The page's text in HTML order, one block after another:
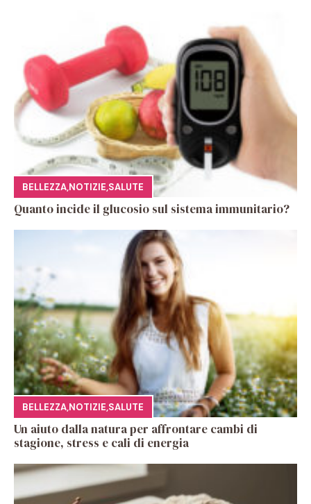
BELLEZZA,NOTIZIE,SALUTE
Quanto incide il glucosio sul sistema immunitario?
BELLEZZA,NOTIZIE,SALUTE
Un aiuto dalla natura per affrontare cambi di
stagione, stress e cali di energia